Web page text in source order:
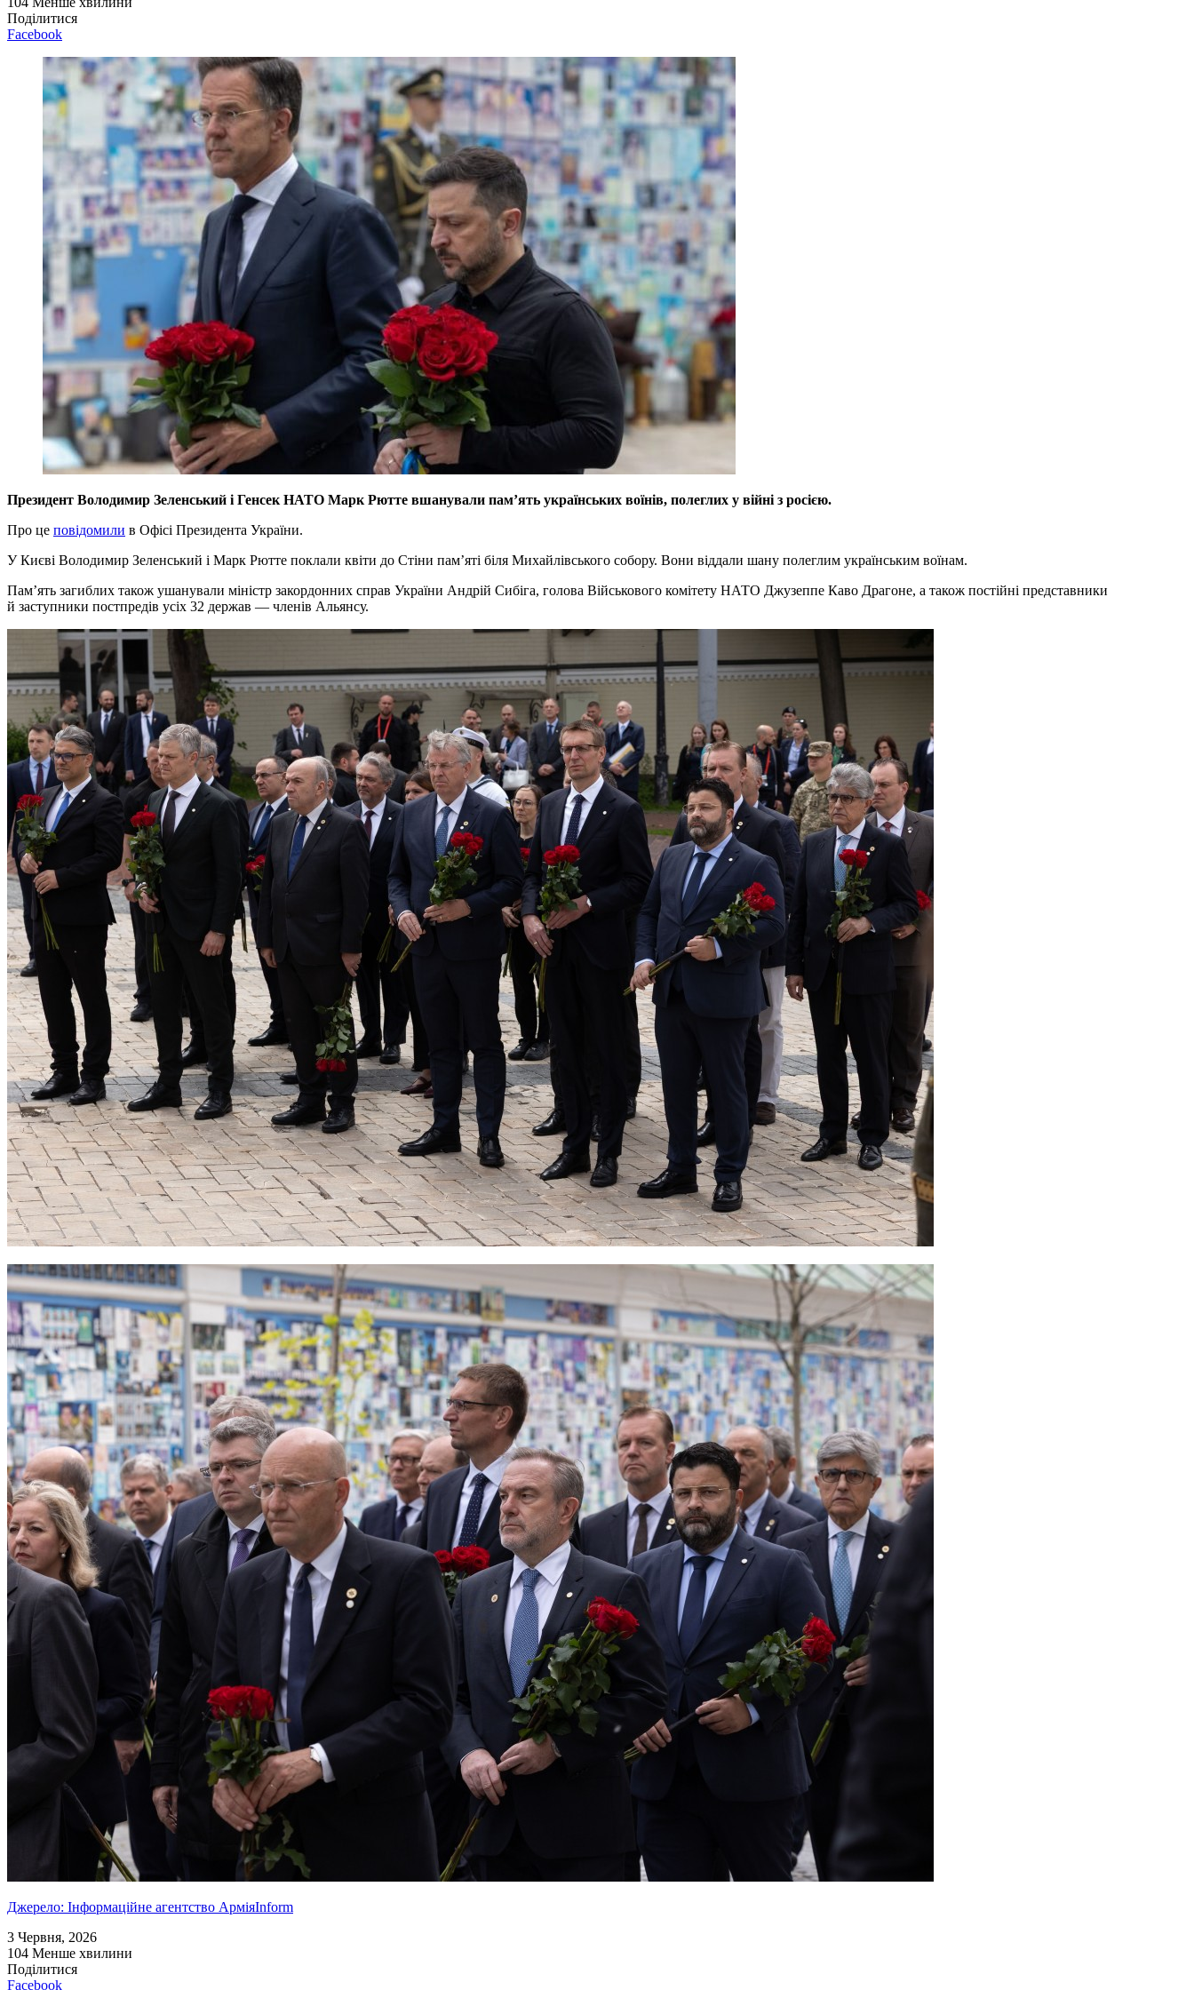
Поділитися
Facebook
Президент Володимир Зеленський і Генсек НАТО Марк Рютте вшанували пам’ять українських воїнів, полеглих у війні з росією.
Про це повідомили в Офісі Президента України.
У Києві Володимир Зеленський і Марк Рютте поклали квіти до Стіни пам’яті біля Михайлівського собору. Вони віддали шану полеглим українським воїнам.
Пам’ять загиблих також ушанували міністр закордонних справ України Андрій Сибіга, голова Військового комітету НАТО Джузеппе Каво Драгоне, а також постійні представники
й заступники постпредів усіх 32 держав — членів Альянсу.
Джерело: Інформаційне агентство АрміяInform
3 Червня, 2026
104 Менше хвилини
Поділитися
Facebook